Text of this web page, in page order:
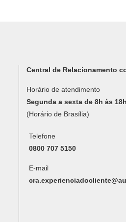
Telefone
0800 707 5150
E-mail
Central de Relacionamento
Horário de atendimento
Segunda a sexta de 8h às 18h
(Horário de Brasília)